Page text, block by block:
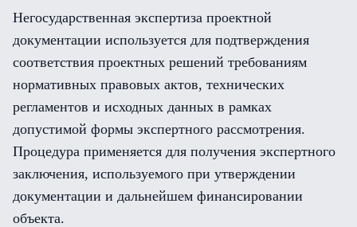
Негосударственная экспертиза проектной
документации используется для подтверждения
соответствия проектных решений требованиям
нормативных правовых актов, технических
регламентов и исходных данных в рамках
допустимой формы экспертного рассмотрения.
Процедура применяется для получения экспертного
заключения, используемого при утверждении
документации и дальнейшем финансировании
объекта.